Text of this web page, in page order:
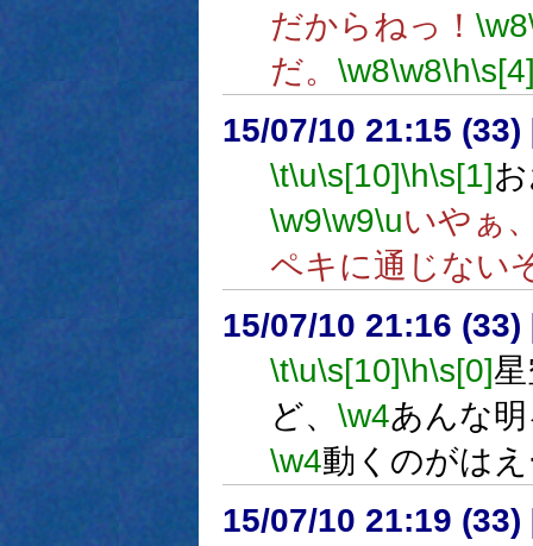
だからねっ！ \w8
だ。 \w8\w8\h
15/07/10 21:15 (33)
\t\u\s[10]\h\s[1]
\w9\w9\uいやぁ
ペキに通じない
15/07/10 21:16 (33)
\t\u\s[10]\h\s[0]
ど、 \w4あんな
\w4動くのがは
15/07/10 21:19 (33)